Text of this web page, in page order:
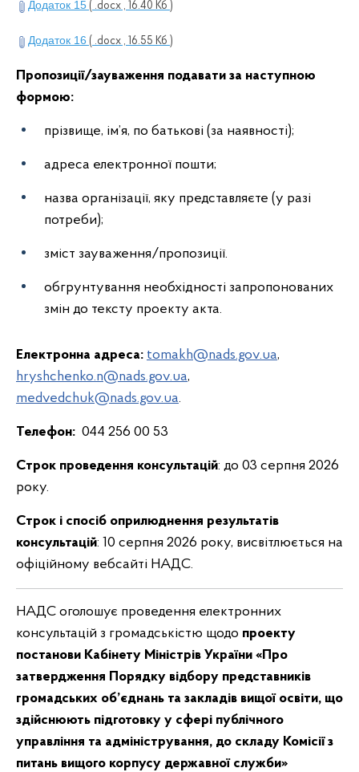
Додаток 15 ( .docx , 16.40 Кб )
Додаток 16 ( .docx , 16.55 Кб )
Пропозиції/зауваження подавати за наступною
формою:
прізвище, ім’я, по батькові (за наявності);
адреса електронної пошти;
назва організації, яку представляєте (у разі
потреби);
зміст зауваження/пропозиції.
обгрунтування необхідності запропонованих
змін до тексту проекту акта.
Електронна адреса: tomakh@nads.gov.ua,
hryshchenko.n@nads.gov.ua,
medvedchuk@nads.gov.ua.
Телефон: 044 256 00 53
Строк проведення консультацій: до 03 серпня 2026
року.
Строк і спосіб оприлюднення результатів
консультацій: 10 серпня 2026 року, висвітлюється на
офіційному вебсайті НАДС.
НАДС оголошує проведення електронних
консультацій з громадськістю щодо проекту
постанови Кабінету Міністрів України «Про
затвердження Порядку відбору представників
громадських об’єднань та закладів вищої освіти, що
здійснюють підготовку у сфері публічного
управління та адміністрування, до складу Комісії з
питань вищого корпусу державної служби»